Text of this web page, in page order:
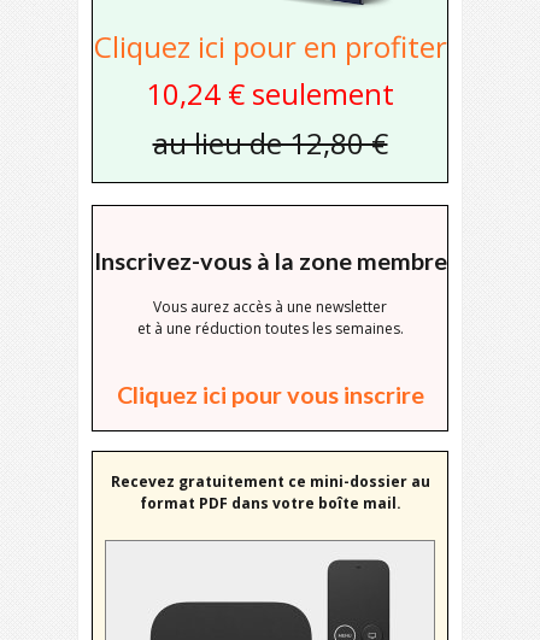
Cliquez ici pour en profiter
10,24 € seulement
au lieu de 12,80 €
Inscrivez-vous à la zone membre
Vous aurez accès à une newsletter
et à une réduction toutes les semaines.
Cliquez ici pour vous inscrire
Recevez gratuitement ce mini-dossier au
format PDF dans votre boîte mail.